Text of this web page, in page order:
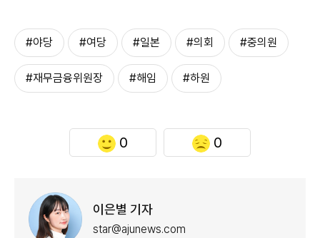
#야당 #여당 #일본 #의회 #중의원
#재무금융위원장 #해임 #하원
0 0
이은별 기자
star@ajunews.com